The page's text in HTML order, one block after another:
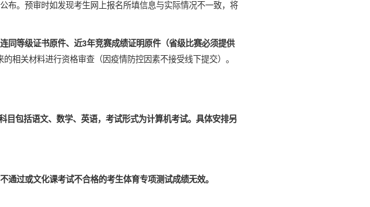
布。预审时如发现考生网上报名所填信息与实际情况不一致，将
连同等级证书原件、近3年竞赛成绩证明原件（省级比赛必须提供
相关材料进行资格审查（因疫情防控因素不接受线下提交）。
目包括语文、数学、英语，考试形式为计算机考试。具体安排另
通过或文化课考试不合格的考生体育专项测试成绩无效。